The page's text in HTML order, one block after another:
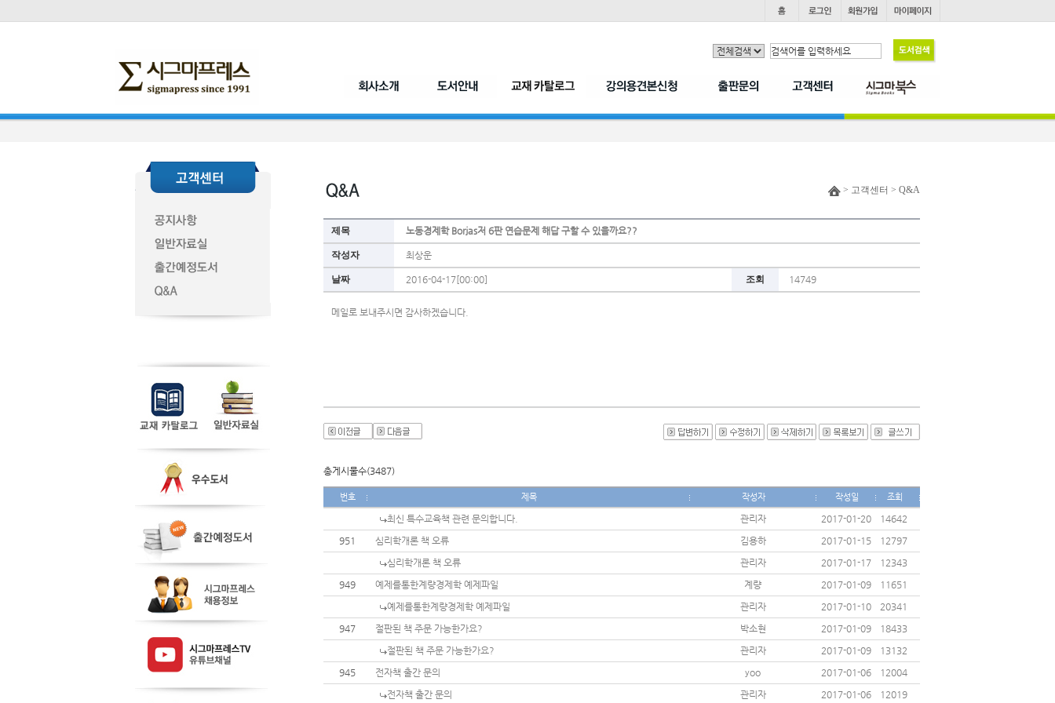
> 고객센터 > Q&A
제목 노동경제학 Borjas저 6판 연습문제 해답 구할 수 있을까요??
작성자 최상운
날짜 2016-04-17[00:00] 조회 14749
메일로 보내주시면 감사하겠습니다.
총게시물수(3487)
번호 제목 작성자 작성일 조회
최신 특수교육책 관련 문의합니다. 관리자 2017-01-20
14642
951
심리학개론 책 오류 김용하 2017-01-15
12797
심리학개론 책 오류
관리자 2017-01-17
12343
949
예제를통한계량경제학 예제파일 계량 2017-01-09
11651
예제를통한계량경제학 예제파일
관리자 2017-01-10
20341
947
절판된 책 주문 가능한가요? 박소현 2017-01-09
18433
절판된 책 주문 가능한가요?
관리자 2017-01-09
13132
945
전자책 출간 문의 yoo 2017-01-06
12004
전자책 출간 문의
관리자 2017-01-06 12019